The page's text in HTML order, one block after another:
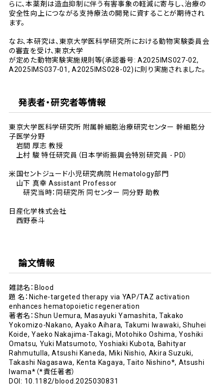
らに、本薬剤は造血抑制に伴う有害事象の軽減に寄与し、治療の
安全性向上につながる支持療法の開発に資することが期待され
ます。
なお、本研究は、東京大学医科学研究所における動物実験委員会
の審査を受け、東京大学
が定めた動物実験実施規則等(承認番号: A2025IMS027-02,
A2025IMS037-01, A2025IMS028-02)に則り実施されました。
発表者・研究者等情報
東京大学医科学研究所 附属幹細胞治療研究センター 幹細胞分
子医学分野
岩間 厚志 教授
上村 駿 特任研究員（日本学術振興会特別研究員 - PD）
米国セントジュード小児研究病院 Hematology部門
山下 真幸 Assistant Professor
研究当時：同研究所 同センター 同分野 助教
日産化学株式会社
西野泰斗
論文情報
雑誌名：Blood
題 名：Niche-targeted therapy via YAP/TAZ activation
enhances hematopoietic regeneration
著者名：Shun Uemura, Masayuki Yamashita, Takako
Yokomizo-Nakano, Ayako Aihara, Takumi Iwawaki, Shuhei
Koide, Yaeko Nakajima-Takagi, Motohiko Oshima, Yoshiki
Omatsu, Yuki Matsumoto, Yoshiaki Kubota, Bahityar
Rahmutulla, Atsushi Kaneda, Miki Nishio, Akira Suzuki,
Takashi Nagasawa, Kenta Kagaya, Taito Nishino*, Atsushi
Iwama*（*責任著者）
DOI: 10.1182/blood.2025030831